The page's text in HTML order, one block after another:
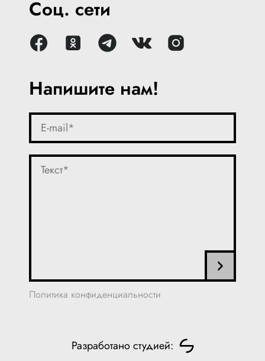
Напишите нам!
Политика конфиденциальности
Соц. сети
Разработано студией: